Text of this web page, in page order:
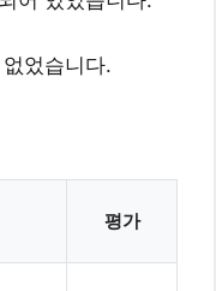
었습니다.
평가